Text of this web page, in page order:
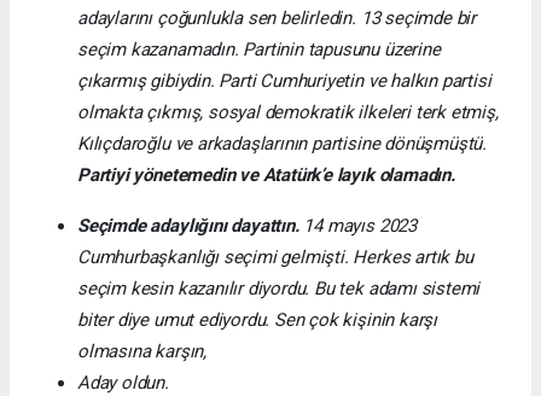
adaylarını çoğunlukla sen belirledin. 13 seçimde bir
seçim kazanamadın. Partinin tapusunu üzerine
çıkarmış gibiydin. Parti Cumhuriyetin ve halkın partisi
olmakta çıkmış, sosyal demokratik ilkeleri terk etmiş,
Kılıçdaroğlu ve arkadaşlarının partisine dönüşmüştü.
Partiyi yönetemedin ve Atatürk’e layık olamadın.
Seçimde adaylığını dayattın.14 mayıs 2023
Cumhurbaşkanlığı seçimi gelmişti. Herkes artık bu
seçim kesin kazanılır diyordu. Bu tek adamı sistemi
biter diye umut ediyordu. Sen çok kişinin karşı
olmasına karşın,
Aday oldun.